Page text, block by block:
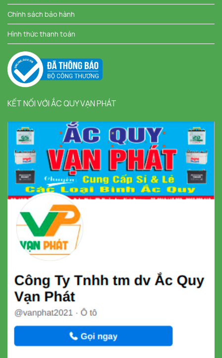
Chính sách bảo hành
Hình thức thanh toán
KẾT NỐI VỚI ẮC QUY VẠN PHÁT